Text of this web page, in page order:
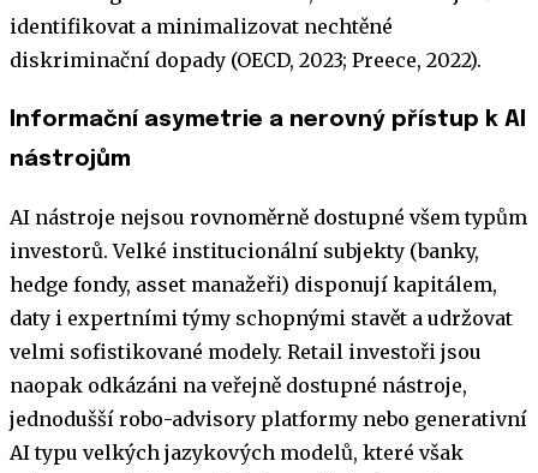
identifikovat a minimalizovat nechtěné
diskriminační dopady (OECD, 2023; Preece, 2022).
Informační asymetrie a nerovný přístup k AI
nástrojům
AI nástroje nejsou rovnoměrně dostupné všem typům
investorů. Velké institucionální subjekty (banky,
hedge fondy, asset manažeři) disponují kapitálem,
daty i expertními týmy schopnými stavět a udržovat
velmi sofistikované modely. Retail investoři jsou
naopak odkázáni na veřejně dostupné nástroje,
jednodušší robo-advisory platformy nebo generativní
AI typu velkých jazykových modelů, které však